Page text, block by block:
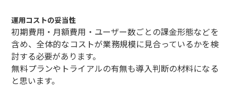
運用コストの妥当性
初期費用・月額費用・ユーザー数ごとの課金形態などを
含め、全体的なコストが業務規模に見合っているかを検
討する必要があります。
無料プランやトライアルの有無も導入判断の材料になる
と思います。